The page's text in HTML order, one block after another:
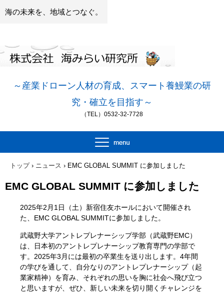
海の未来を、地域とつなぐ。
～産業ドローン人材の育成、スマート養鰻業の研
究・確立を目指す～
（TEL）0532-32-7728
トップ › ニュース › EMC GLOBAL SUMMIT に参加しました
EMC GLOBAL SUMMIT に参加しました
2025年2月1日（土）新宿住友ホールにおいて開催され
た、EMC GLOBAL SUMMITに参加しました。
武蔵野大学アントレプレナーシップ学部（武蔵野EMC）
は、日本初のアントレプレナーシップ教育専門の学部で
す。2025年3月には最初の卒業生を送り出します。4年間
の学びを通して、自分なりのアントレプレナーシップ（起
業家精神）を育み、それぞれの思いを胸に社会へ飛び立つ
と思いますが、ぜひ、新しい未来を切り開くチャレンジを